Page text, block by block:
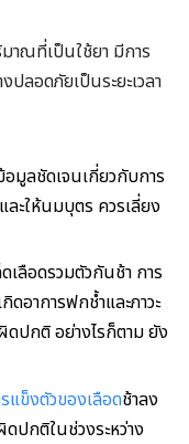
าณที่เป็นใช้ยา มีการ
ปลอดภัยเป็นระยะเวลา
อมูลชัดเจนเกี่ยวกับการ
และให้นมบุตร ควรเลี่ยง
เลือดรวมตัวกันช้า การ
ดอาการฟกช้ำและภาวะ
ดปกติ อย่างไรก็ตาม ยัง
แข็งตัวของเลือดช้าลง
ดปกติในช่วงระหว่าง